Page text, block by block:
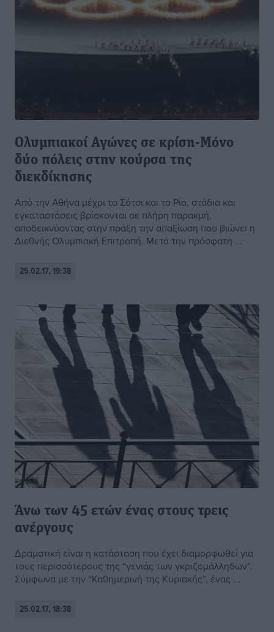
Ολυμπιακοί Αγώνες σε κρίση-Μόνο
δύο πόλεις στην κούρσα της
διεκδίκησης
Από την Αθήνα μέχρι το Σότσι και το Ρίο, στάδια και
εγκαταστάσεις βρίσκονται σε πλήρη παρακμή,
αποδεικνύοντας στην πράξη την απαξίωση που βιώνει η
Διεθνής Ολυμπιακή Επιτροπή. Μετά την πρόσφατη ...
25.02.17, 19:38
Άνω των 45 ετών ένας στους τρεις
ανέργους
Δραματική είναι η κατάσταση που έχει διαμορφωθεί για
τους περισσότερους της “γενιάς των γκριζομάλληδων”.
Σύμφωνα με την “Καθημερινή της Κυριακής”, ένας ...
25.02.17, 18:38